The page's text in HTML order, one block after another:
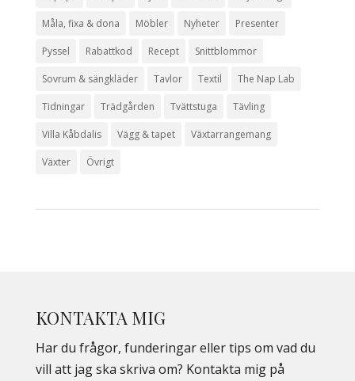
Måla, fixa & dona Möbler Nyheter Presenter
Pyssel Rabattkod Recept Snittblommor
Sovrum & sängkläder Tavlor Textil The Nap Lab
Tidningar Trädgården Tvättstuga Tävling
Villa Kåbdalis Vägg & tapet Växtarrangemang
Växter Övrigt
KONTAKTA MIG
Har du frågor, funderingar eller tips om vad du
vill att jag ska skriva om? Kontakta mig på